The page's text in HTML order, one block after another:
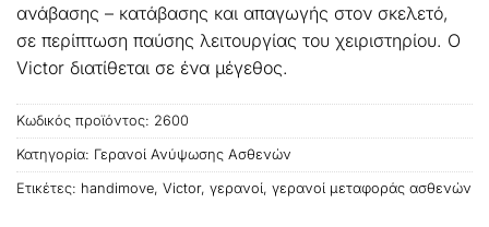
ανάβασης – κατάβασης και απαγωγής στον σκελετό,
σε περίπτωση παύσης λειτουργίας του χειριστηρίου. Ο
Victor διατίθεται σε ένα μέγεθος.
Κωδικός προϊόντος: 2600
Κατηγορία: Γερανοί Ανύψωσης Ασθενών
Ετικέτες: handimove, Victor, γερανοί, γερανοί μεταφοράς ασθενών